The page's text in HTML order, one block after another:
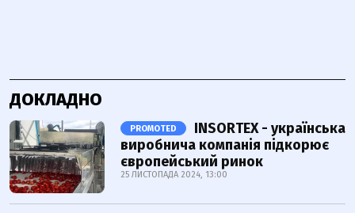
ДОКЛАДНО
PROMOTED
INSORTEX - українська
виробнича компанія підкорює
європейський ринок
25 ЛИСТОПАДА 2024, 13:00